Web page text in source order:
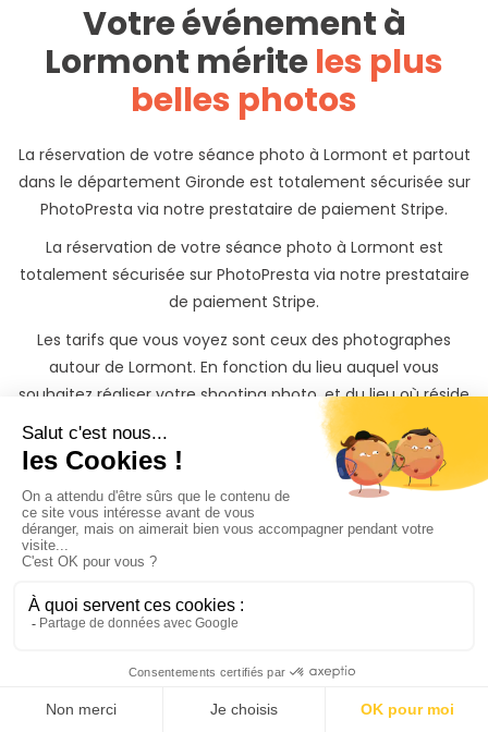
Votre événement à
Lormont mériteles plus
belles photos
La réservation de votre séance photo à Lormont et partout
dans le département Gironde est totalement sécurisée sur
PhotoPresta via notre prestataire de paiement Stripe.
La réservation de votre séance photo à Lormont est
totalement sécurisée sur PhotoPresta via notre prestataire
de paiement Stripe.
Les tarifs que vous voyez sont ceux des photographes
autour de Lormont. En fonction du lieu auquel vous
souhaitez réaliser votre shooting photo, et du lieu où réside
le photographe que vous contactez, des frais de
déplacements peuvent s’appliquer, mais ils sont
clairement détaillés dans votre devis.
Les photographes peuvent également vous proposer des
options, telles qu’un album de photo, ou des tirages papiers
pour garder une trace indélébile et de beaux souvenirs de
votre shooting photo à Lormont.
Quelque soit votre besoin de shooting photo à Lormont ou
autour (Gradignan, Le Taillan-Médoc, Bègles, Blanquefort,
PhotoPresta !